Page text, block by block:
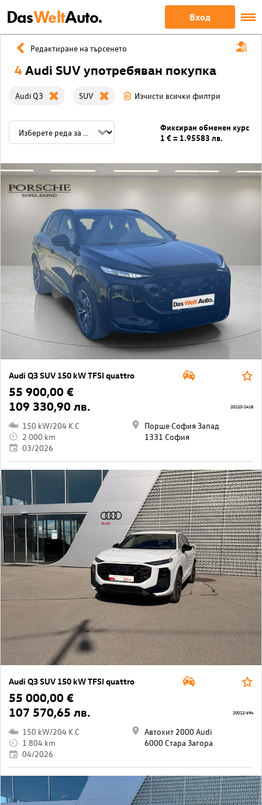
DasWeltAuto. Вход
Редактиране на търсенето
4Audi SUV употребяван покупка
Audi Q3 SUV Изчисти всички филтри
Фиксиран обменен курс
1 € = 1.95583 лв.
Audi Q3 SUV 150 kW TFSI quattro
55 900,00 €
109 330,90 лв.
150 kW/204 K.C
2 000 km
03/2026
Порше София Запад
1331 София
20120/2418
Audi Q3 SUV 150 kW TFSI quattro
55 000,00 €
107 570,65 лв.
150 kW/204 K.C
1 804 km
04/2026
Автохит 2000 Audi
6000 Стара Загора
20012/694